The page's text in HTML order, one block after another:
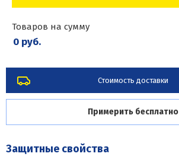
Товаров на сумму
0 руб.
Стоимость доставки
Примерить бесплатно
Защитные свойства